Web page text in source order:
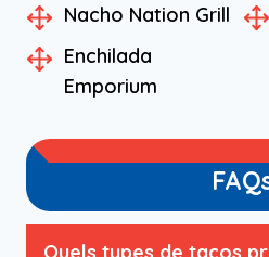
Nacho Nation Grill
Enchilada
Emporium
Quels types de tacos